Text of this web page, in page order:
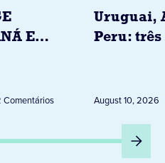
E
Comentários
Uruguai,
Peru: três
August 10, 2026